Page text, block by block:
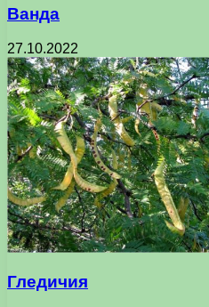
Ванда
27.10.2022
Гледичия